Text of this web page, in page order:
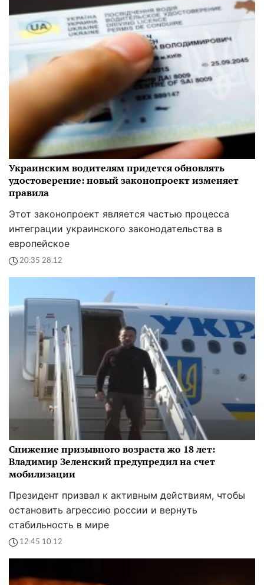
Украинским водителям придется обновлять
удостоверение: новый законопроект изменяет
правила
Этот законопроект является частью процесса
интеграции украинского законодательства в
европейское
20:35 28.12
Снижение призывного возраста жо 18 лет:
Владимир Зеленский предупредил на счет
мобилизации
Президент призвал к активным действиям, чтобы
остановить агрессию россии и вернуть
стабильность в мире
12:45 10.12